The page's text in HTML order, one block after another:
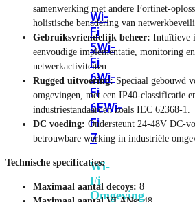
Wi-
Fi
5Wi-
Fi
6Wi-
Fi
6EWi-
Fi
7
Wi-
Fi
Omgeving
samenwerking met andere Fortinet-
holistische benadering van
Gebruiksvriendelijk beheer: Intuïtieve
eenvoudige implementatie, monitoring
netwerkactiviteiten.
Rugged uitvoering:Speciaal gebouwd
omgevingen, met een IP40-classificatie
industriestandaarden zoals IEC 62368-1.
DC voeding: Ondersteunt 24-48V DC-
betrouwbare werking in industriële
Technische specificaties:
Maximaal aantal decoys: 8